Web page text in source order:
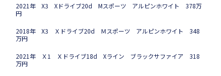
2021年 X3 Xドライブ20d Mスポーツ アルピンホワイト 378万
円
2018年 X3 Ｘドライブ20d Ｍスポーツ アルピンホワイト 348
万円
2021年 Ｘ1 Ｘドライブ18d Xライン ブラックサファイア 318
万円